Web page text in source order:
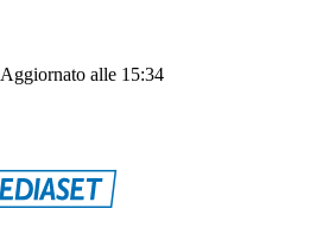
Aggiornato alle 15:34